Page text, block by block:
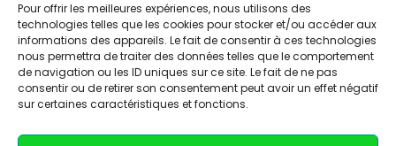
Pour offrir les meilleures expériences, nous utilisons des
technologies telles que les cookies pour stocker et/ou accéder aux
informations des appareils. Le fait de consentir à ces technologies
nous permettra de traiter des données telles que le comportement
de navigation ou les ID uniques sur ce site. Le fait de ne pas
consentir ou de retirer son consentement peut avoir un effet négatif
sur certaines caractéristiques et fonctions.
Simulation
tarifaire
Event
News
Mentions légales
CGV – CGU
Politique de